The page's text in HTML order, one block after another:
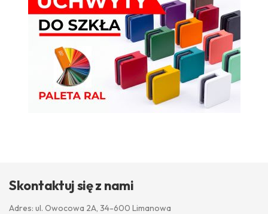
Skontaktuj się z nami
Adres: ul. Owocowa 2A, 34-600 Limanowa